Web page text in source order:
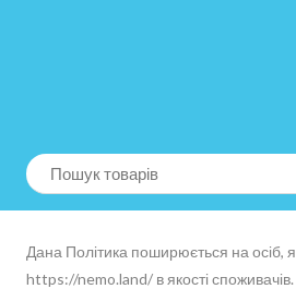
Дана Політика поширюється на осіб,
https://nemo.land/ в якості